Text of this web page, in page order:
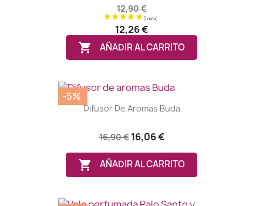
12,90 €
12,26 €
 AÑADIR AL CARRITO
Difusor De Aromas Buda
16,90 € 16,06 €
 AÑADIR AL CARRITO
-5%